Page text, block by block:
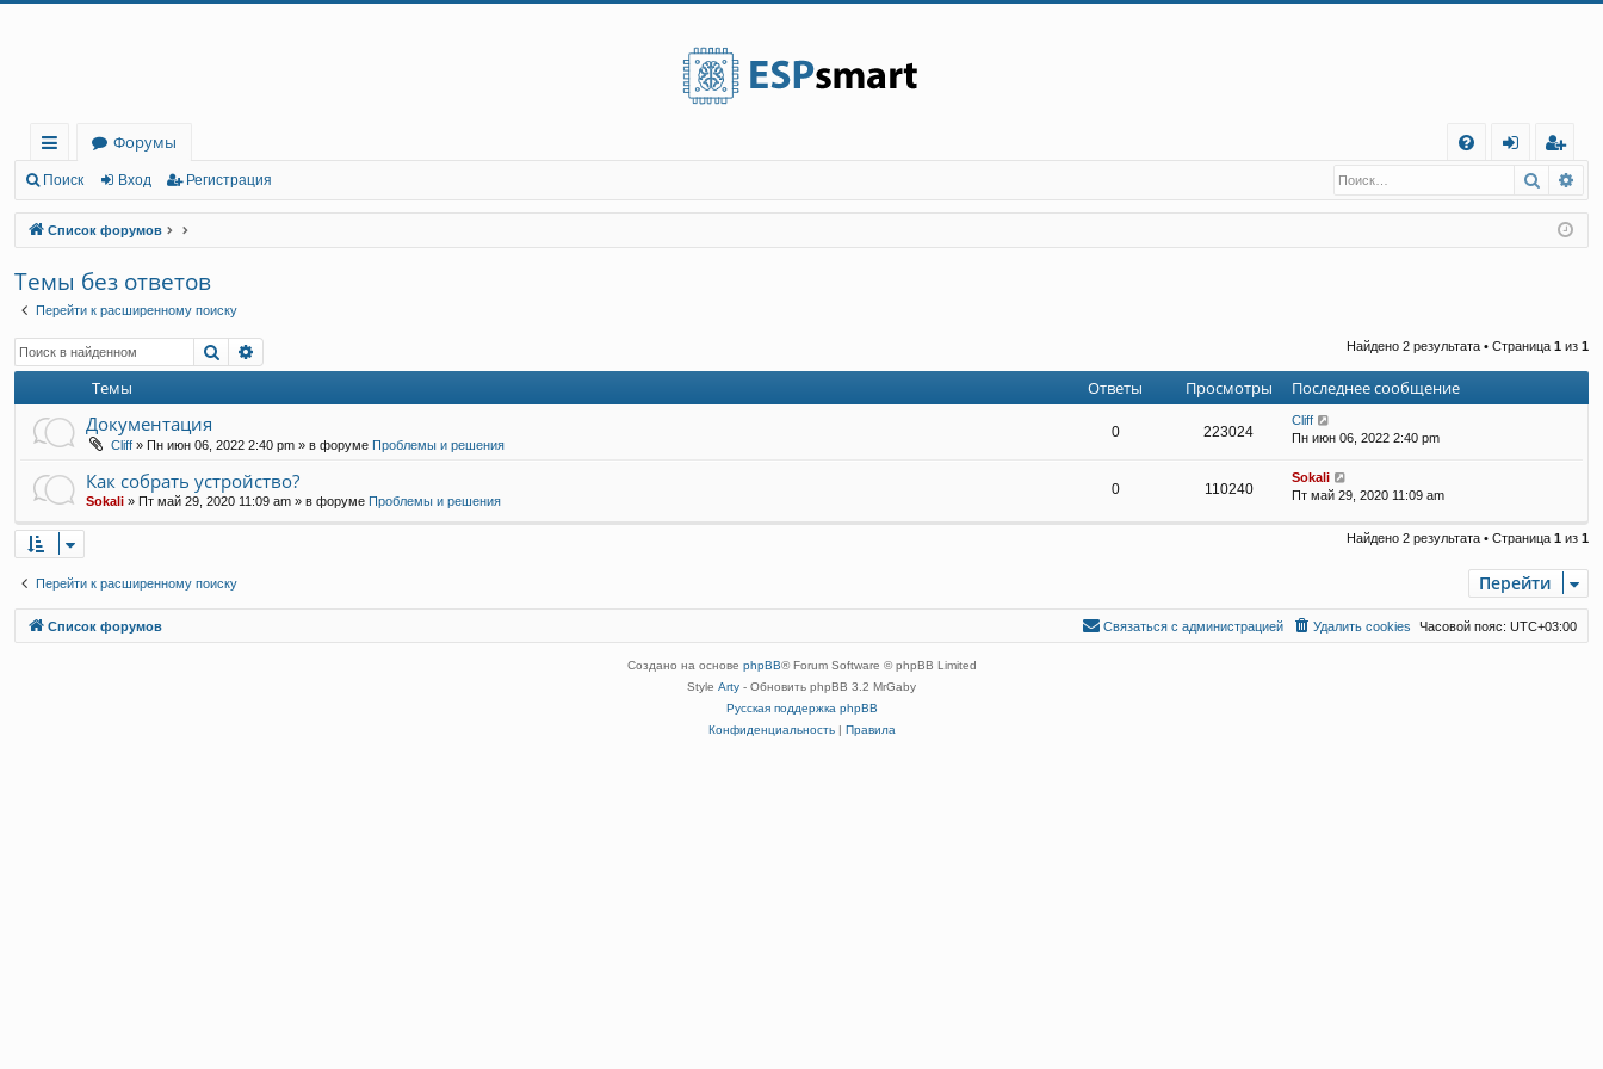
с
ы
лк
и
Форумы
Q
д
г
ис
тр
Поиск Вход Регистрация Поиск
Список форумов
Темы без ответов
Перейти к расширенному поиску
Поиск Найдено 2 результата • Страница 1 из 1
Темы Ответы Просмотры Последнее сообщение
Документация
Cliff » Пн июн 06, 2022 2:40 pm » в форуме Проблемы и решения
0 223024
Cliff
Пн июн 06, 2022 2:40 pm
Как собрать устройство?
Sokali » Пт май 29, 2020 11:09 am » в форуме Проблемы и решения
0 110240
Sokali
Пт май 29, 2020 11:09 am
Найдено 2 результата • Страница 1 из 1
Перейти к расширенному поиску Перейти
Список форумов Часовой пояс: UTC+03:00
Удалить cookies
Связаться с
Связаться с администрацией
Создано на основе phpBB® Forum Software © phpBB Limited
Style Arty - Обновить phpBB 3.2 MrGaby
Русская поддержка phpBB
Конфиденциальность| Правила